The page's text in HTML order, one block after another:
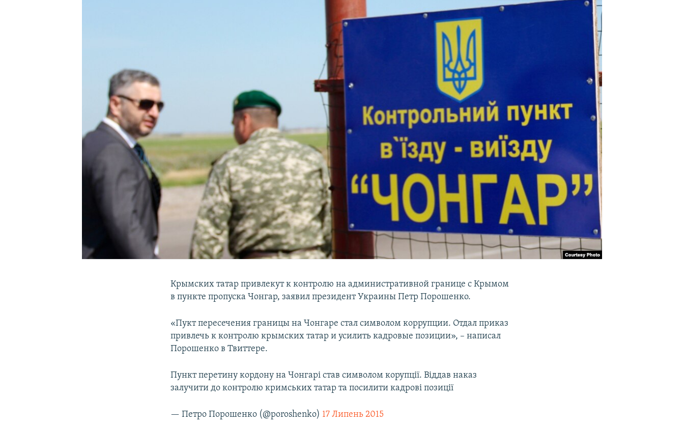
Крымских татар привлекут к контролю на административной границе с Крымом
в пункте пропуска Чонгар, заявил президент Украины Петр Порошенко.
«Пукт пересечения границы на Чонгаре стал символом коррупции. Отдал приказ
привлечь к контролю крымских татар и усилить кадровые позиции», – написал
Порошенко в Твиттере.
Пункт перетину кордону на Чонгарі став символом корупції. Віддав наказ
залучити до контролю кримських татар та посилити кадрові позиції
— Петро Порошенко (@poroshenko) 17 Липень 2015